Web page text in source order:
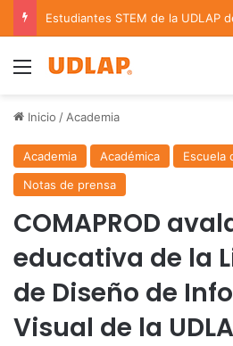
Menu
Inicio / Academia
Academia Académica
Escuela
Notas de prensa
COMAPROD
educativa de la
de Diseño de
Visual de la